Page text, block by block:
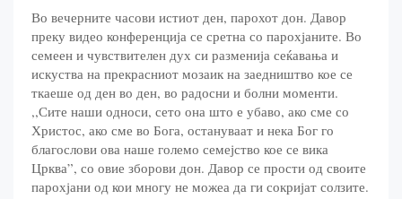
Во вечерните часови истиот ден, парохот дон. Давор
преку видео конференција се сретна со парохјаните. Во
семеен и чувствителен дух си разменија сеќавања и
искуства на прекрасниот мозаик на заедништво кое се
ткаеше од ден во ден, во радосни и болни моменти.
,,Сите наши односи, сето она што е убаво, ако сме со
Христос, ако сме во Бога, остануваат и нека Бог го
благослови ова наше големо семејство кое се вика
Црква”, со овие зборови дон. Давор се прости од своите
парохјани од кои многу не можеа да ги сокријат солзите.